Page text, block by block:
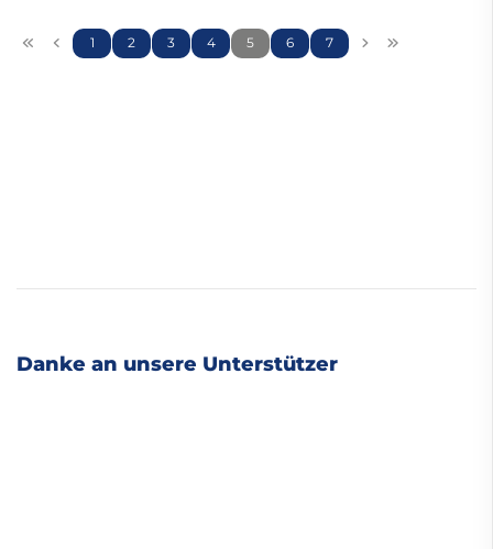
1 2 3 4 5 6 7
Danke an unsere Unterstützer